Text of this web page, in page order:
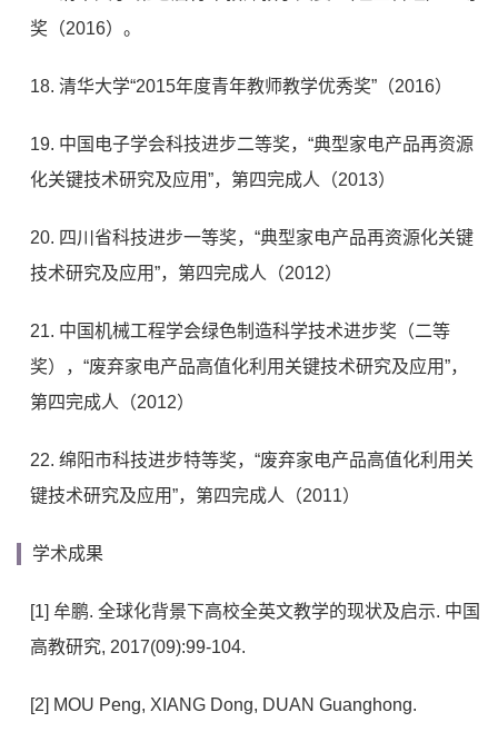
奖（2016）。
18. 清华大学“2015年度青年教师教学优秀奖”（2016）
19. 中国电子学会科技进步二等奖，“典型家电产品再资源
化关键技术研究及应用”，第四完成人（2013）
20. 四川省科技进步一等奖，“典型家电产品再资源化关键
技术研究及应用”，第四完成人（2012）
21. 中国机械工程学会绿色制造科学技术进步奖（二等
奖），“废弃家电产品高值化利用关键技术研究及应用”，
第四完成人（2012）
22. 绵阳市科技进步特等奖，“废弃家电产品高值化利用关
键技术研究及应用”，第四完成人（2011）
学术成果
[1] 牟鹏. 全球化背景下高校全英文教学的现状及启示. 中国
高教研究, 2017(09):99-104.
[2] MOU Peng, XIANG Dong, DUAN Guanghong.